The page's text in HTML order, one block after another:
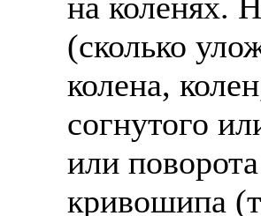
(сколько
колена,
согнутого
или
кривошипа